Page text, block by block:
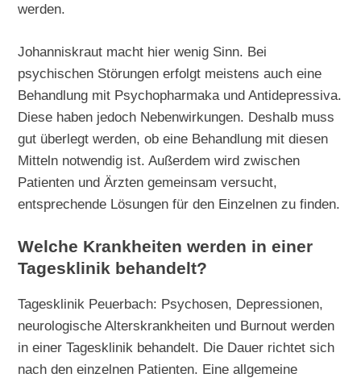
werden.
Johanniskraut macht hier wenig Sinn. Bei
psychischen Störungen erfolgt meistens auch eine
Behandlung mit Psychopharmaka und Antidepressiva.
Diese haben jedoch Nebenwirkungen. Deshalb muss
gut überlegt werden, ob eine Behandlung mit diesen
Mitteln notwendig ist. Außerdem wird zwischen
Patienten und Ärzten gemeinsam versucht,
entsprechende Lösungen für den Einzelnen zu finden.
Welche Krankheiten werden in einer
Tagesklinik behandelt?
Tagesklinik Peuerbach: Psychosen, Depressionen,
neurologische Alterskrankheiten und Burnout werden
in einer Tagesklinik behandelt. Die Dauer richtet sich
nach den einzelnen Patienten. Eine allgemeine